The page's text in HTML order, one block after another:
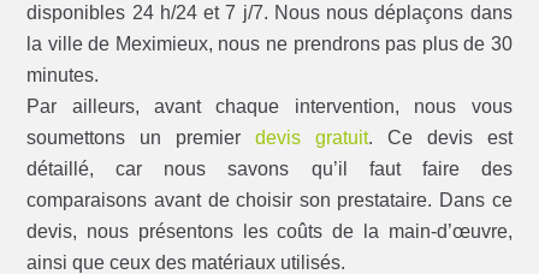
disponibles 24 h/24 et 7 j/7. Nous nous déplaçons dans
la ville de Meximieux, nous ne prendrons pas plus de 30
minutes.
Par ailleurs, avant chaque intervention, nous vous
soumettons un premierdevis gratuit. Ce devis est
détaillé, car nous savons qu’il faut faire des
comparaisons avant de choisir son prestataire. Dans ce
devis, nous présentons les coûts de la main-d’œuvre,
ainsi que ceux des matériaux utilisés.